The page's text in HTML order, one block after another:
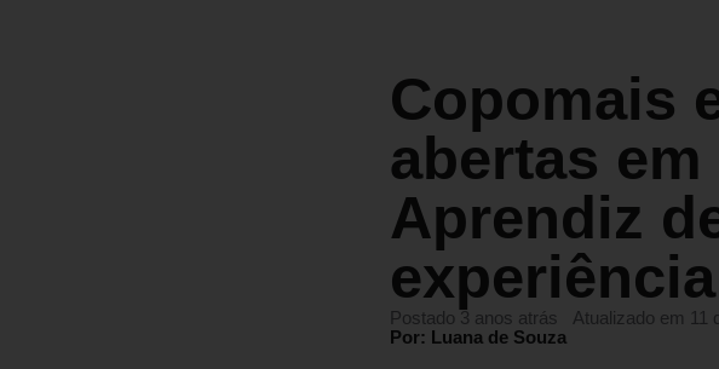
Copomais
abertas
Aprendiz
experiência
Postado 3 anos atrás
Atualizado em 11
Por: Luana de Souza